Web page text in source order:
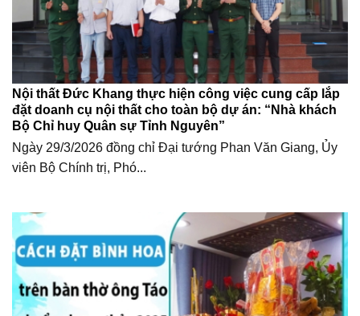
Nội thất Đức Khang thực hiện công việc cung cấp lắp
đặt doanh cụ nội thất cho toàn bộ dự án: “Nhà khách
Bộ Chỉ huy Quân sự Tỉnh Nguyên”
Ngày 29/3/2026 đồng chỉ Đại tướng Phan Văn Giang, Ủy
viên Bộ Chính trị, Phó...